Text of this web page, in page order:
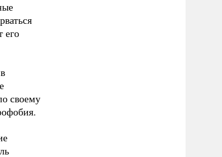
его
своему